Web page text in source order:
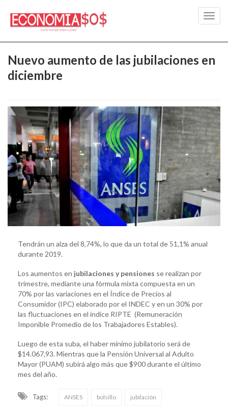
Nuevo aumento de las jubilaciones en
diciembre
Tendrán un alza del 8,74%, lo que da un total de 51,1% anual
durante 2019.
Los aumentos en jubilaciones y pensiones se realizan por
trimestre, mediante una fórmula mixta compuesta en un
70% por las variaciones en el Índice de Precios al
Consumidor (IPC) elaborado por el INDEC y en un 30% por
las fluctuaciones en el índice RIPTE (Remuneración
Imponible Promedio de los Trabajadores Estables).
Luego de esta suba, el haber mínimo jubilatorio será de
$14.067,93. Mientras que la Pensión Universal al Adulto
Mayor (PUAM) subirá algo más que $900 durante el último
mes del año.
Tags: ANSES bolsillo jubilación